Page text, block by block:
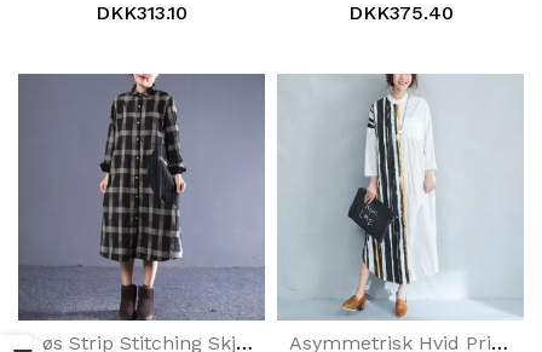
DKK313.10
DKK375.40
Løs Strip Stitching Skjortekjole Asymmetrisk Hvid Printet Skjortekjole